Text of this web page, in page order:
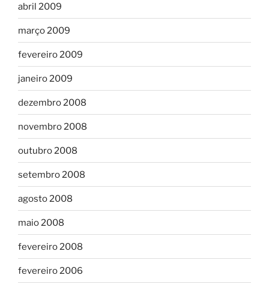
abril 2009
março 2009
fevereiro 2009
janeiro 2009
dezembro 2008
novembro 2008
outubro 2008
setembro 2008
agosto 2008
maio 2008
fevereiro 2008
fevereiro 2006